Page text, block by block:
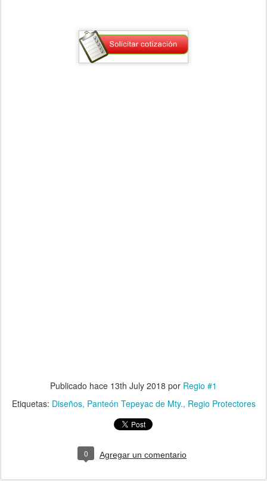
Publicado hace 13th July 2018 por Regio #1
Etiquetas: Diseños Panteón Tepeyac de Mty. Regio Protectores
0 Agregar un comentario